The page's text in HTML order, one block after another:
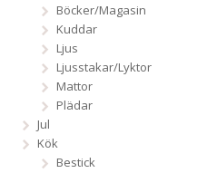
Böcker/Magasin
Kuddar
Ljus
Ljusstakar/Lyktor
Mattor
Plädar
Jul
Kök
Bestick